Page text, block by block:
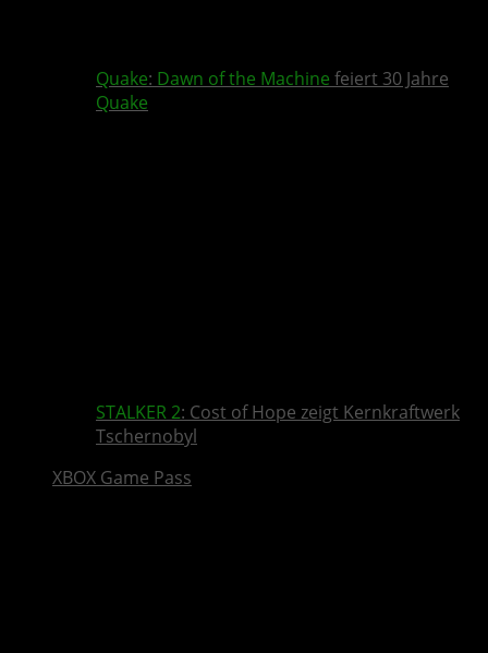
Quake: Dawn of the Machine feiert 30 Jahre
Quake
STALKER 2: Cost of Hope zeigt Kernkraftwerk
Tschernobyl
XBOX Game Pass